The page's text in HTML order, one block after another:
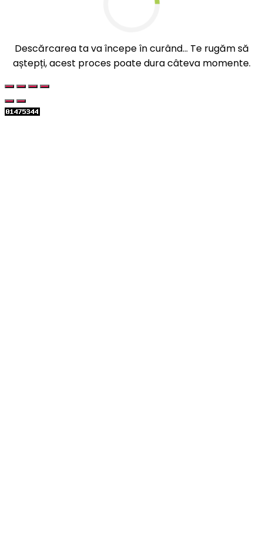
Descărcarea ta va începe în curând... Te rugăm să
aștepți, acest proces poate dura câteva momente.